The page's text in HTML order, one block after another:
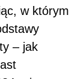
w którym
– jak